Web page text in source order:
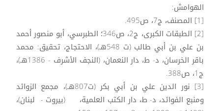
الهوامش:
[1] المصنف، ج7، ص495.
[2] الطبقات الكبرى، ج2، ص346؛ الطبرسي، أبو منصور أحمد
بن علي بن أبي طالب (ت 548هـ)، الاحتجاج، تحقيق: محمد
باقر الخرسان، د- ط، دار النعمان، (النجف الأشرف - 1386هـ)،
ج1، ص388.
[3] نور الدين علي بن أبي بكر (ت807هـ)، مجمع الزوائد
ومنبع الفوائد، د- ط، دار الكتب العلمية، (بيروت - لبنان)،